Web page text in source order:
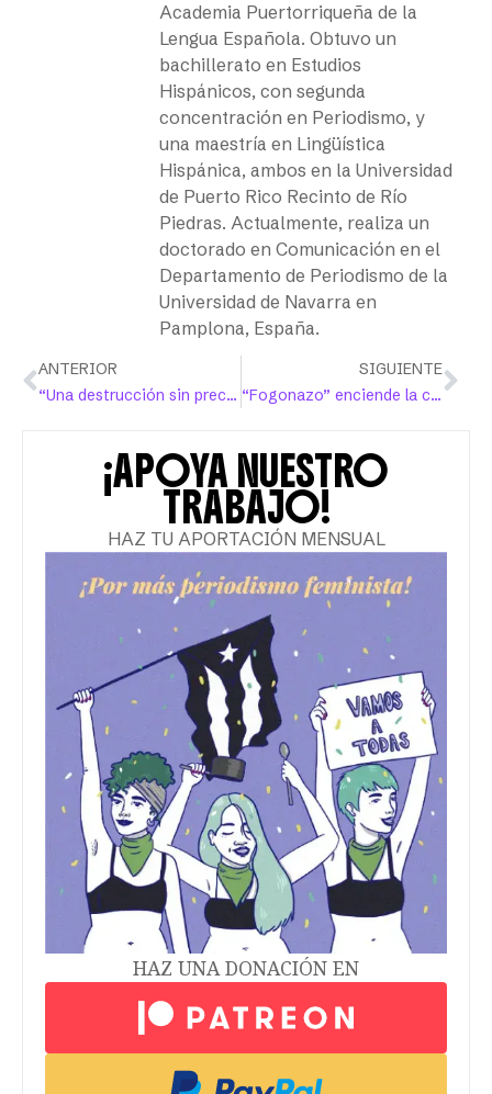
Academia Puertorriqueña de la
Lengua Española. Obtuvo un
bachillerato en Estudios
Hispánicos, con segunda
concentración en Periodismo, y
una maestría en Lingüística
Hispánica, ambos en la Universidad
de Puerto Rico Recinto de Río
Piedras. Actualmente, realiza un
doctorado en Comunicación en el
Departamento de Periodismo de la
Universidad de Navarra en
Pamplona, España.
ANTERIOR
“Una destrucción sin precedentes”: el genocidio en Palestina
SIGUIENTE
“Fogonazo” enciende la conversación sobre la menopausia en Puerto Rico
¡APOYA NUESTRO
TRABAJO!
HAZ TU APORTACIÓN MENSUAL
HAZ UNA DONACIÓN EN